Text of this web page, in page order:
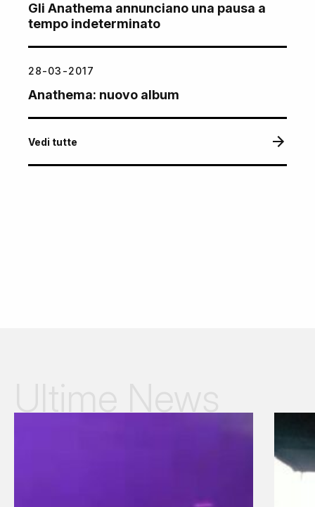
Gli Anathema annunciano una pausa a
tempo indeterminato
28-03-2017
Anathema: nuovo album
Vedi tutte